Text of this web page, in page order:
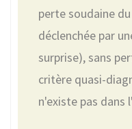
perte soudaine
déclenchée par
surprise), sans
critère quasi-
n'existe pas dans